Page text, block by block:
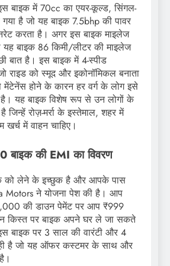
बाइक में 70cc का एयर-कूल्ड, सिंगल-
है जो यह बाइक 7.5bhp की पावर
करता है। अगर इस बाइक माइलेज
यह बाइक 86 किमी/लीटर की माइलेज
बात है। इस बाइक में 4-स्पीड
राइड को स्मूद और इकोनॉमिकल बनाता
होने के कारन हर वर्ग के लोग इसे
यह बाइक विशेष रूप से उन लोगों के
जिन्हें रोज़-मर्रा के इस्तेमाल, शहर में
में वाहन चाहिए।
बाइक की EMI का विवरण
को लेने के इच्छुक है और आपके पास
Motors ने योजना पेश की है। आप
की डाउन पेमेंट पर आप ₹999
किस्त पर बाइक अपने घर ले जा सकते
बाइक पर 3 साल की वारंटी और 4
है जो यह ऑफर कस्टमर के साथ और